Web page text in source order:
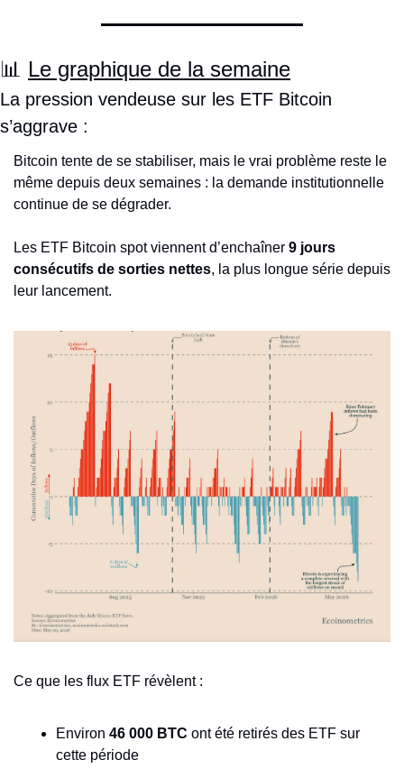
📊 Le graphique de la semaine
La pression vendeuse sur les ETF Bitcoin
s’aggrave :
Bitcoin tente de se stabiliser, mais le vrai problème reste le
même depuis deux semaines : la demande institutionnelle
continue de se dégrader.
Les ETF Bitcoin spot viennent d’enchaîner 9 jours
consécutifs de sorties nettes, la plus longue série depuis
leur lancement.
Ce que les flux ETF révèlent :
Environ 46 000 BTC ont été retirés des ETF sur
cette période